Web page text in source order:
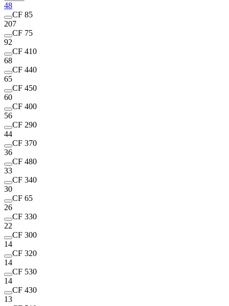
48
CF 85
207
CF 75
92
CF 410
68
CF 440
65
CF 450
60
CF 400
56
CF 290
44
CF 370
36
CF 480
33
CF 340
30
CF 65
26
CF 330
22
CF 300
14
CF 320
14
CF 530
14
CF 430
13